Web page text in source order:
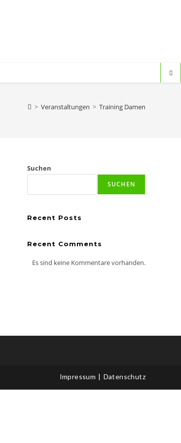
> Veranstaltungen > Training Damen
Suchen
SUCHEN
Recent Posts
Recent Comments
Es sind keine Kommentare vorhanden.
Impressum Datenschutz